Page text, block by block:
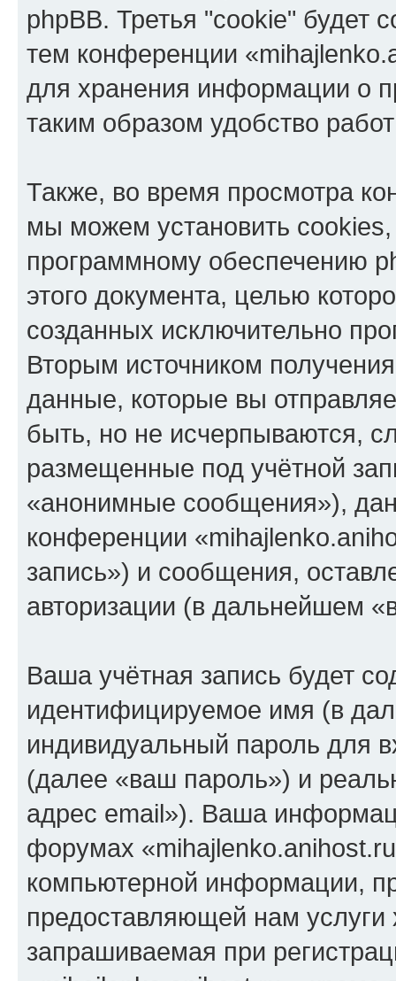
phpBB. Третья "cookie" будет
тем конференции
для хранения информации о
таким образом удобство
Также, во время просмотра
мы можем установить
программному обеспечению
этого документа, целью
созданных исключительно
Вторым источником
данные, которые вы
быть, но не исчерпываются,
размещенные под учётной
«анонимные сообщения»),
конференции
запись») и сообщения,
авторизации (в дальнейшем
Ваша учётная запись будет
идентифицируемое имя (в
индивидуальный пароль для
(далее «ваш пароль») и
адрес email»). Ваша
форумах
компьютерной информации,
предоставляющей нам
запрашиваемая при